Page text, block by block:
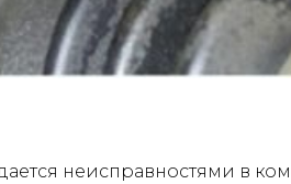
неисправностями в